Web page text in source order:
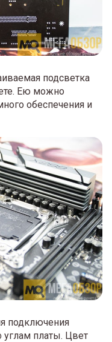
подсветка
Ею можно
обеспечения и
подключения
платы. Цвет